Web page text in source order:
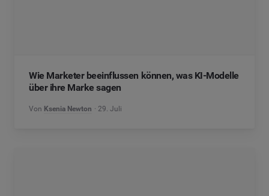
Wie Marketer beeinflussen können, was KI-Modelle
über ihre Marke sagen
Von Ksenia Newton 29. Juli